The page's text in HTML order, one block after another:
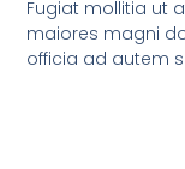
Fugiat mollitia ut
maiores magni
officia ad autem